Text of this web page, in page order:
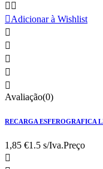
 
Adicionar à Wishlist





Avaliação(0)
RECARGA ESFEROGRAFICA
1,85 €1.5 s/Iva.Preço
